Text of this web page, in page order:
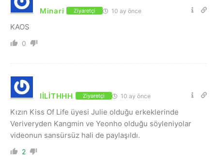
Minari Ziyaretçi 10 ay önce
KAOS
0
lİLİTHHH Ziyaretçi 10 ay önce
Kızın Kiss Of Life üyesi Julie olduğu erkeklerinde
Veriveryden Kangmin ve Yeonho olduğu söyleniyolar
videonun sansürsüz hali de paylaşıldı.
2